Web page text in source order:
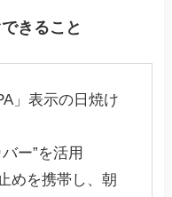
きること
」表示の日焼け
ー”を活用
めを携帯し、朝